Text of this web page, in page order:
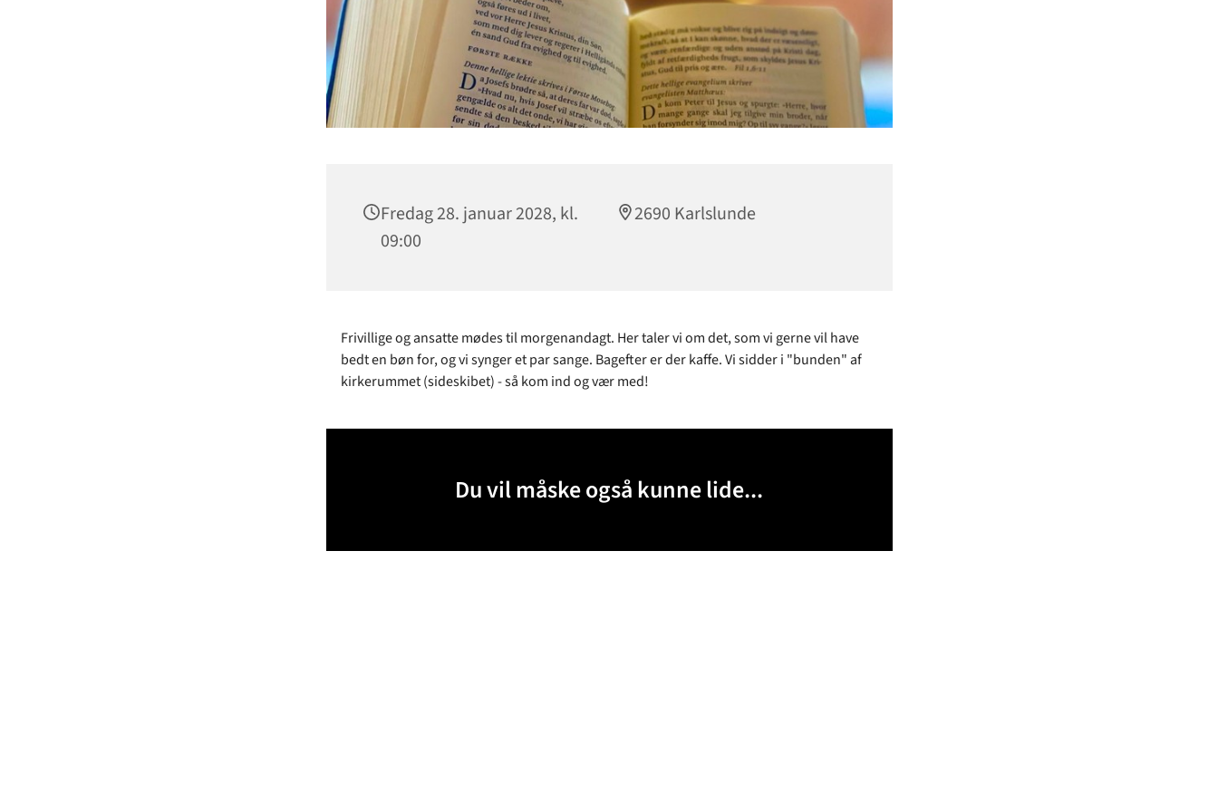
Fredag 28. januar 2028, kl.
09:00
2690 Karlslunde
Frivillige og ansatte mødes til morgenandagt. Her taler vi om det, som vi gerne vil have
bedt en bøn for, og vi synger et par sange. Bagefter er der kaffe. Vi sidder i "bunden" af
kirkerummet (sideskibet) - så kom ind og vær med!
Du vil måske også kunne lide...